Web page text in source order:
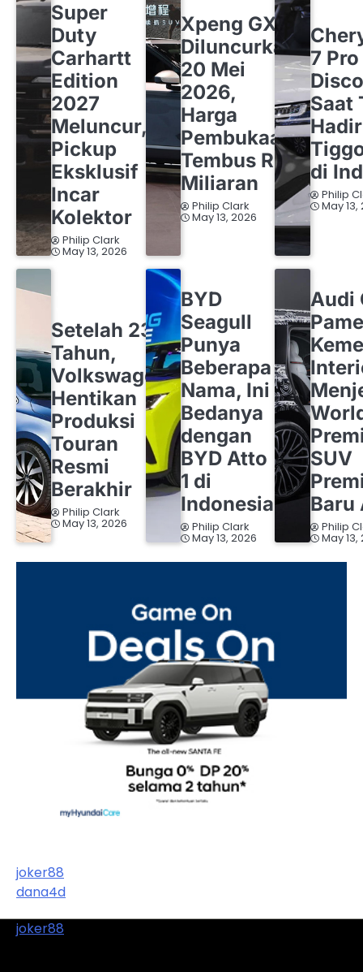
Super
Duty
Carhartt
Edition
2027
Meluncur,
Pickup
Eksklusif
Incar
Kolektor
Philip Clark
May 13, 2026
Xpeng GX
Diluncurkan
20 Mei
2026,
Harga
Pembukaan
Tembus Rp1
Miliaran
Philip Clark
May 13, 2026
7 Pro
Saat
di
Philip
May 13,
Setelah 23
Tahun,
Volkswagen
Hentikan
Produksi
Touran
Resmi
Berakhir
Philip Clark
May 13, 2026
BYD
Seagull
Punya
Beberapa
Nama, Ini
Bedanya
dengan
BYD Atto
1 di
Indonesia
Philip Clark
May 13, 2026
Audi
SUV
Baru
Philip
May 13,
joker88
dana4d
joker88